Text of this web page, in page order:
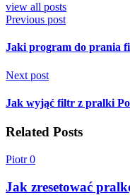
view all posts
Previous post
Jaki program do prania
Next post
Jak wyjąć filtr z pralki
Related Posts
Piotr0
Jak zresetować